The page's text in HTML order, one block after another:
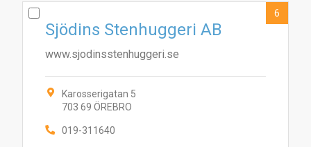
Sjödins Stenhuggeri AB
www.sjodinsstenhuggeri.se
Karosserigatan 5
703 69 ÖREBRO
019-311640
6